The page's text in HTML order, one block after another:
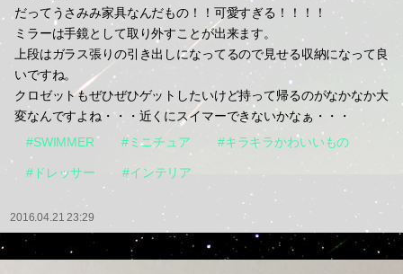
だってうさみみ家具なんだもの！！可愛すぎる！！！！
ミラーは手鏡として取り外すことが出来ます。
上段はガラス張りの引き出しになってるので見せる収納になって良
いですね。
クロゼットもぜひぜひゲットしたいけど持って帰るのがなかなか大
変なんですよね・・・近くにスイマーできないかなぁ・・・
#SWIMMER
#ミニチュア #キラキラかわいいもの
#ドレッサー #インテリア
2016.04.21 23:29